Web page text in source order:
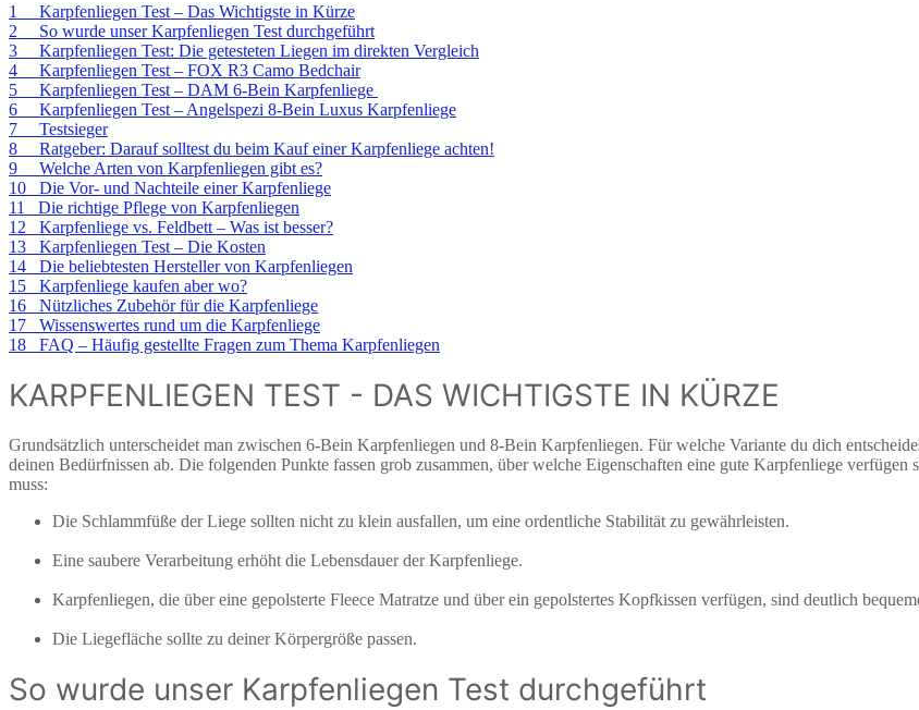
1 Karpfenliegen Test – Das Wichtigste in Kürze
2 So wurde unser Karpfenliegen Test durchgeführt
3 Karpfenliegen Test: Die getesteten Liegen im direkten Vergleich
4 Karpfenliegen Test – FOX R3 Camo Bedchair
5 Karpfenliegen Test – DAM 6-Bein Karpfenliege
6 Karpfenliegen Test – Angelspezi 8-Bein Luxus Karpfenliege
7 Testsieger
8 Ratgeber: Darauf solltest du beim Kauf einer Karpfenliege achten!
9 Welche Arten von Karpfenliegen gibt es?
10 Die Vor- und Nachteile einer Karpfenliege
11
Die richtige Pflege von Karpfenliegen
12 Karpfenliege vs. Feldbett – Was ist besser?
13 Karpfenliegen Test – Die Kosten
14 Die beliebtesten Hersteller von Karpfenliegen
15 Karpfenliege kaufen aber wo?
16 Nützliches Zubehör für die Karpfenliege
17 Wissenswertes rund um die Karpfenliege
18 FAQ – Häufig gestellte Fragen zum Thema Karpfenliegen
KARPFENLIEGEN TEST - DAS WICHTIGSTE IN KÜRZE
Grundsätzlich unterscheidet man zwischen 6-Bein Karpfenliegen und 8-Bein Karpfenliegen. Für welche Variante du dich
deinen Bedürfnissen ab. Die folgenden Punkte fassen grob zusammen, über welche Eigenschaften eine gute Karpfenliege verfügen
muss:
Die Schlammfüße der Liege sollten nicht zu klein ausfallen, um eine ordentliche Stabilität zu gewährleisten.
Eine saubere Verarbeitung erhöht die Lebensdauer der Karpfenliege.
Karpfenliegen, die über eine gepolsterte Fleece Matratze und über ein gepolstertes Kopfkissen verfügen, sind deutlich
Die Liegefläche sollte zu deiner Körpergröße passen.
So wurde unser Karpfenliegen Test durchgeführt